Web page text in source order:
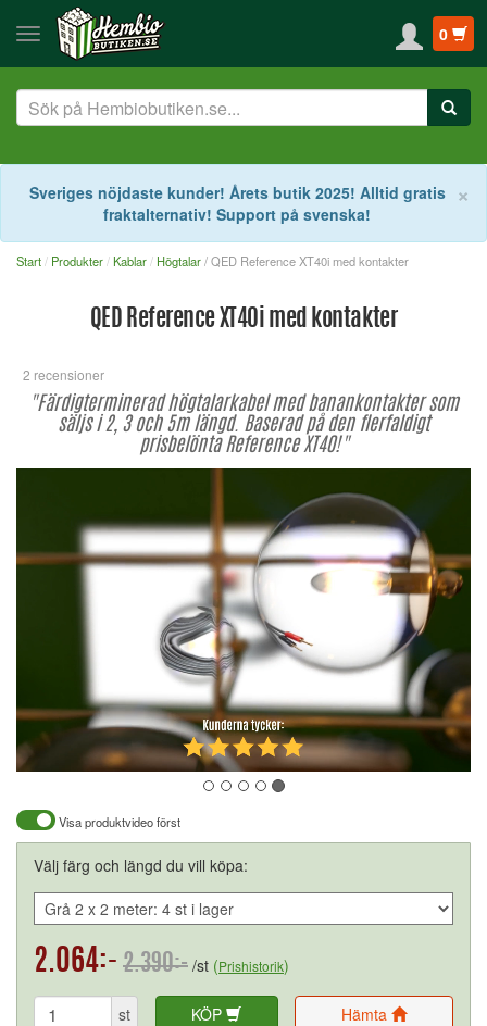
0
×
Sveriges nöjdaste kunder! Årets butik 2025! Alltid gratis
fraktalternativ! Support på svenska!
Start Produkter Kablar Högtalar/ QED Reference XT40i med kontakter
QED Reference XT40i med kontakter
2 recensioner
"Färdigterminerad högtalarkabel med banankontakter som
säljs i 2, 3 och 5m längd. Baserad på den flerfaldigt
prisbelönta Reference XT40!"
Visa produktvideo först
Välj färg och längd du vill köpa:
2.064:- 2.390:- /st (Prishistorik)
st KÖP Hämta